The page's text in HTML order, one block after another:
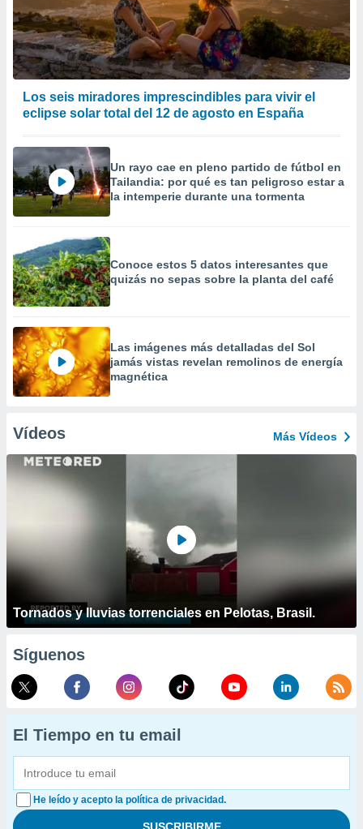
Los seis miradores imprescindibles para vivir el
eclipse solar total del 12 de agosto en España
Un rayo cae en pleno partido de fútbol en
Tailandia: por qué es tan peligroso estar a
la intemperie durante una tormenta
Conoce estos 5 datos interesantes que
quizás no sepas sobre la planta del café
Las imágenes más detalladas del Sol
jamás vistas revelan remolinos de energía
magnética
Vídeos Más Vídeos
Tornados y lluvias torrenciales en Pelotas, Brasil.
Síguenos
El Tiempo en tu email
He leído y acepto la política de privacidad.